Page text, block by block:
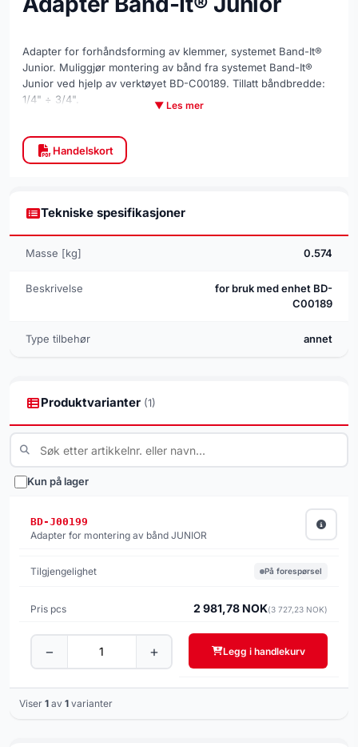
Adapter for forhåndsforming av klemmer, systemet Band-It®
Junior. Muliggjør montering av bånd fra systemet Band-It®
Junior ved hjelp av verktøyet BD-C00189. Tillatt båndbredde:
1/4" ÷ 3/4".
▼ Les mer
Handelskort
Tekniske spesifikasjoner
Masse [kg] 0.574
Beskrivelse
for bruk med enhet BD-
C00189
Type tilbehør annet
Produktvarianter (1)
Kun på lager
BD-J00199
Adapter for montering av bånd JUNIOR
På forespørsel
2 981,78 NOK(3 727,23 NOK)
− + Legg i handlekurv
Viser 1 av 1 varianter